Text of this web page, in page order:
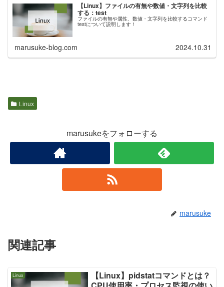
【Linux】ファイルの有無や数値・文字列を比較
する：test
ファイルの有無や属性、数値・文字列を比較するコマンド
testについて説明します！
marusuke-blog.com 2024.10.31
Linux
marusukeをフォローする
marusuke
関連記事
Linux
【Linux】pidstatコマンドとは？